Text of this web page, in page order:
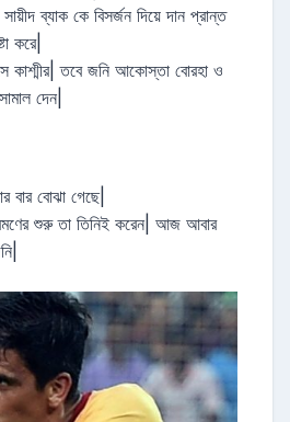
সায়ীদ ব্যাক কে বিসর্জন দিয়ে দান প্রান্ত
করে|
কাশ্মীর| তবে জনি আকোস্তা বোরহা ও
দেন|
বার বোঝা গেছে|
শুরু তা তিনিই করেন| আজ আবার